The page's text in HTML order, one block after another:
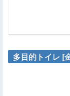
多目的トイレ [